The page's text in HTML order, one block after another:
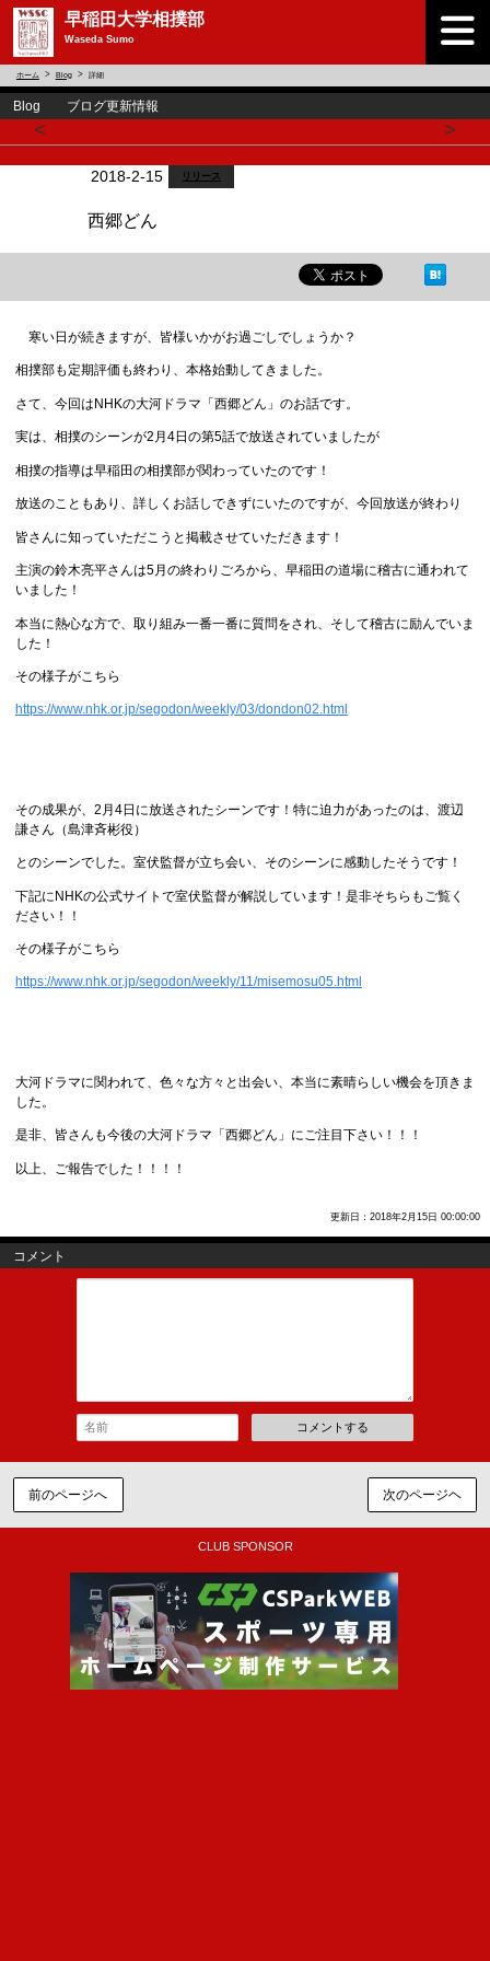
早稲田大学相撲部
Waseda Sumo
ホーム Blog 詳細
Blog ブログ更新情報
< >
2018-2-15 リリース
西郷どん
寒い日が続きますが、皆様いかがお過ごしでしょうか？
相撲部も定期評価も終わり、本格始動してきました。
さて、今回はNHKの大河ドラマ「西郷どん」のお話です。
実は、相撲のシーンが2月4日の第5話で放送されていましたが
相撲の指導は早稲田の相撲部が関わっていたのです！
放送のこともあり、詳しくお話しできずにいたのですが、今回放送が終わり
皆さんに知っていただこうと掲載させていただきます！
主演の鈴木亮平さんは5月の終わりごろから、早稲田の道場に稽古に通われて
いました！
本当に熱心な方で、取り組み一番一番に質問をされ、そして稽古に励んでいま
した！
その様子がこちら
https://www.nhk.or.jp/segodon/weekly/03/dondon02.html
その成果が、2月4日に放送されたシーンです！特に迫力があったのは、渡辺
謙さん（島津斉彬役）
とのシーンでした。室伏監督が立ち会い、そのシーンに感動したそうです！
下記にNHKの公式サイトで室伏監督が解説しています！是非そちらもご覧く
ださい！！
その様子がこちら
https://www.nhk.or.jp/segodon/weekly/11/misemosu05.html
大河ドラマに関われて、色々な方々と出会い、本当に素晴らしい機会を頂きま
した。
是非、皆さんも今後の大河ドラマ「西郷どん」にご注目下さい！！！
以上、ご報告でした！！！！
更新日：2018年2月15日 00:00:00
コメント
コメントする
前のページへ 次のページヘ
CLUB SPONSOR